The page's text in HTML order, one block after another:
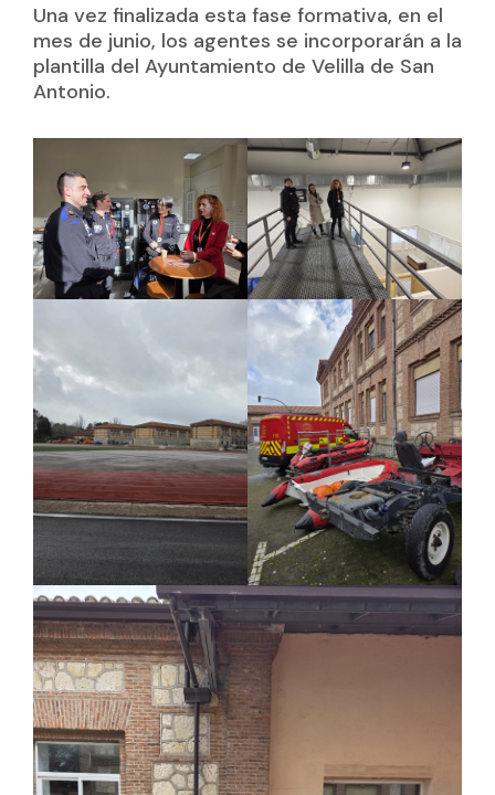
Una vez finalizada esta fase formativa, en el
mes de junio, los agentes se incorporarán a la
plantilla del Ayuntamiento de Velilla de San
Antonio.